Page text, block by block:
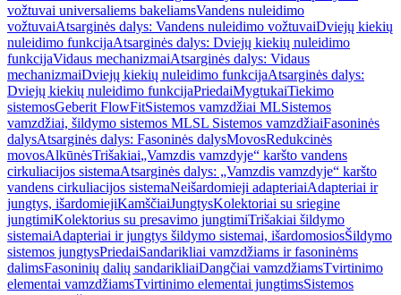
vožtuvai universaliems bakeliamsVandens nuleidimo
vožtuvaiAtsarginės dalys: Vandens nuleidimo vožtuvaiDviejų kiekių
nuleidimo funkcijaAtsarginės dalys: Dviejų kiekių nuleidimo
funkcijaVidaus mechanizmaiAtsarginės dalys: Vidaus
mechanizmaiDviejų kiekių nuleidimo funkcijaAtsarginės dalys:
Dviejų kiekių nuleidimo funkcijaPriedaiMygtukaiTiekimo
sistemosGeberit FlowFitSistemos vamzdžiai MLSistemos
vamzdžiai, šildymo sistemos MLSL Sistemos vamzdžiaiFasoninės
dalysAtsarginės dalys: Fasoninės dalysMovosRedukcinės
movosAlkūnėsTrišakiai„Vamzdis vamzdyje“ karšto vandens
cirkuliacijos sistemaAtsarginės dalys: „Vamzdis vamzdyje“ karšto
vandens cirkuliacijos sistemaNeišardomieji adapteriaiAdapteriai ir
jungtys, išardomiejiKamščiaiJungtysKolektoriai su sriegine
jungtimiKolektorius su presavimo jungtimiTrišakiai šildymo
sistemaiAdapteriai ir jungtys šildymo sistemai, išardomosiosŠildymo
sistemos jungtysPriedaiSandarikliai vamzdžiams ir fasoninėms
dalimsFasoninių dalių sandarikliaiDangčiai vamzdžiamsTvirtinimo
elementai vamzdžiamsTvirtinimo elementai jungtimsSistemos